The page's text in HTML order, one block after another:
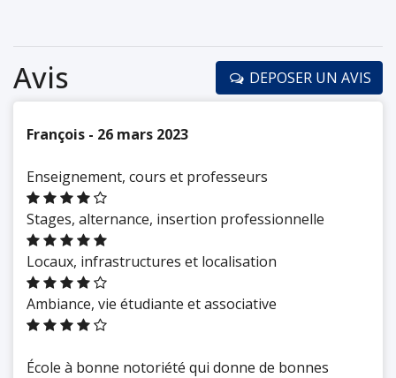
Avis DEPOSER UN AVIS
François - 26 mars 2023
Enseignement, cours et professeurs
Stages, alternance, insertion professionnelle
Locaux, infrastructures et localisation
Ambiance, vie étudiante et associative
École à bonne notoriété qui donne de bonnes